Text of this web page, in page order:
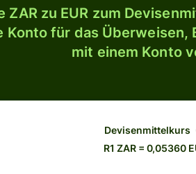
ZAR zu EUR zum
Konto für das Überweisen,
mit einem Konto
Devisenmittelkurs
R1 ZAR = 0,05360